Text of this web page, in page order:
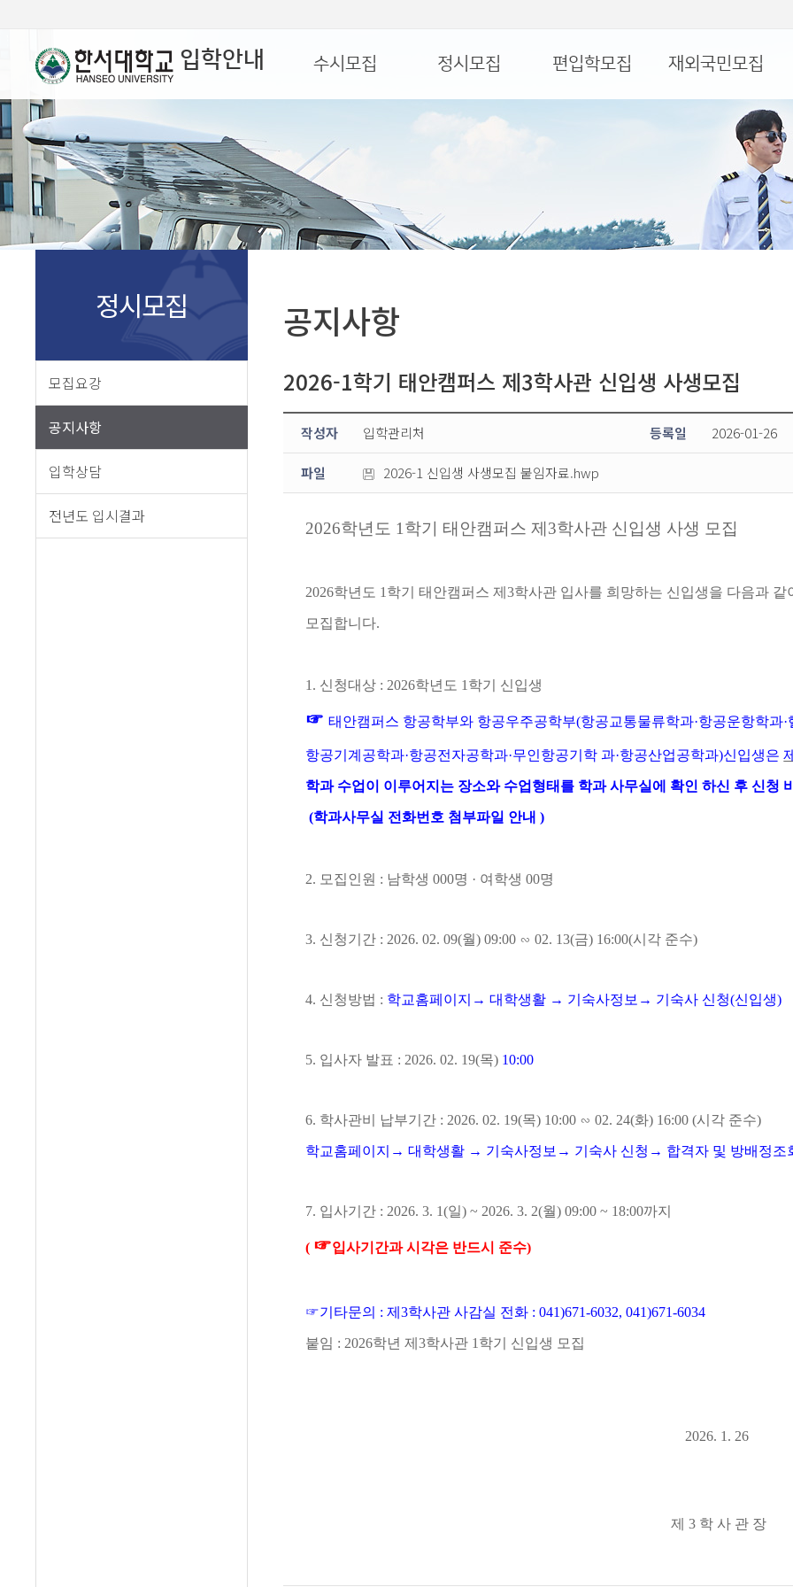
입학안내 수시모집 정시모집 편입학모집 재외국민모집
정시모집
모집요강
공지사항
입학상담
전년도 입시결과
공지사항
2026-1학기 태안캠퍼스 제3학사관 신입생 사생모집
작성자 입학관리처 등록일 2026-01-26
파일 2026-1 신입생 사생모집 붙임자료.hwp
2026학년도 1 학기 태안캠퍼스 제 3학사관 신입생 사생 모집
2026학년도 1 학기 태안캠퍼스 제3학사관 입사를 희망하는 신입생을 다음과 같
모집합니다.
1. 신청대상 : 2026학년도 1 학기 신입생
☞태안캠퍼스 항공학부와 항공우주공학부(항공교통물류학과·항공운항학과·
항공기계공학과·항공전자공학과·무인항공기학 과·항공산업공학과)신입생은
학과 수업이 이루어지는 장소와 수업형태를 학과 사무실에 확인 하신 후 신청
(학과사무실 전화번호 첨부파일 안내 )
2. 모집인원 : 남학생000명 · 여학생00명
3. 신청기간 : 2026. 02. 09(월) 09:00 ∽02. 13(금) 16:00(시각 준수)
4. 신청방법 : 학교홈페이지 →대학생활 → 기숙사정보 → 기숙사 신청(신입생)
5. 입사자 발표 : 2026. 02. 19(목) 10:00
6. 학사관비 납부기간 : 2026. 02. 19(목) 10:00 ∽02. 24(화) 16:00 (시각 준수)
학교홈페이지 →대학생활 → 기숙사정보 → 기숙사 신청 → 합격자 및 방배정조
7. 입사기간 : 2026. 3. 1(일) ~ 2026. 3. 2(월) 09:00 ~ 18:00까지
( ☞입사기간과 시각은 반드시 준수)
☞기타문의 :제3학사관 사감실 전화 : 041)671-6032, 041)671-6034
붙임 : 2026학년 제3학사관 1 학기 신입생 모집
2026. 1. 26
제 3 학 사 관 장